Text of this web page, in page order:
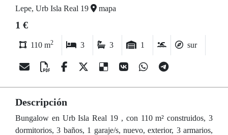
Lepe, Urb Isla Real 19 mapa
1 €
110 m2 3 3 1 sur
Descripción
Bungalow en Urb Isla Real 19 , con 110 m² construidos, 3
dormitorios, 3 baños, 1 garaje/s, nuevo, exterior, 3 armarios,